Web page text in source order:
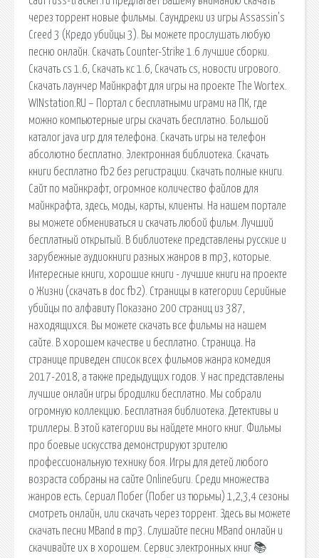
через торрент новые фильмы. Саундреки из игры Assassin’s
Creed 3 (Кредо убийцы 3). Вы можете прослушать любую
песню онлайн. Скачать Counter-Strike 1.6 лучшие сборки.
Скачать cs 1.6, Скачать кс 1.6, Скачать cs, новости игрового.
Скачать лаунчер Майнкрафт для игры на проекте The Wortex.
WINstation.RU – Портал с бесплатными играми на ПК, где
можно компьютерные игры скачать бесплатно. Большой
каталог java игр для телефона. Скачать игры на телефон
абсолютно бесплатно. Электронная библиотека. Скачать
книги бесплатно fb2 без регистрации. Скачать полные книги.
Сайт по майнкрафт, огромное количество файлов для
майнкрафта, здесь, моды, карты, клиенты. На нашем портале
вы можете обмениваться и скачать любой фильм. Лучший
бесплатный открытый. В библиотеке представлены русские и
зарубежные аудиокниги разных жанров в mp3, которые.
Интересные книги, хорошие книги - лучшие книги на проекте
о Жизни (скачать в doc fb2). Страницы в категории Серийные
убийцы по алфавиту Показано 200 страниц из 387,
находящихся. Вы можете скачать все фильмы на нашем
сайте. В хорошем качестве и бесплатно. Страница. На
странице приведен список всех фильмов жанра комедия
2017-2018, а также предыдущих годов. У нас представлены
лучшие онлайн игры бродилки бесплатно. Мы собрали
огромную коллекцию. Бесплатная библиотека. Детективы и
триллеры. В этой категории вы найдете много книг. Фильмы
про боевые искусства демонстрируют зрителю
профессиональную технику боя. Игры для детей любого
возраста собраны на сайте OnlineGuru. Среди множества
жанров есть. Сериал Побег (Побег из тюрьмы) 1,2,3,4 сезоны
смотреть онлайн, или скачать через торрент. Здесь вы можете
скачать песни MBand в mp3. Слушайте песни MBand онлайн и
скачивайте их в хорошем. Сервис электронных книг 📚